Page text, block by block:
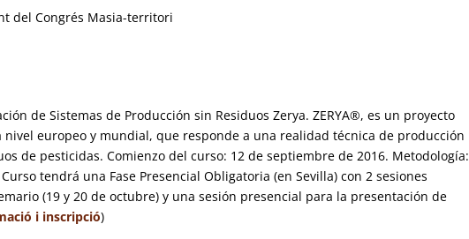
del Congrés Masia-territori
de Sistemas de Producción sin Residuos Zerya. ZERYA®, es un proyecto
europeo y mundial, que responde a una realidad técnica de producción
de pesticidas. Comienzo del curso: 12 de septiembre de 2016. Metodología:
tendrá una Fase Presencial Obligatoria (en Sevilla) con 2 sesiones
(19 y 20 de octubre) y una sesión presencial para la presentación de
i inscripció)